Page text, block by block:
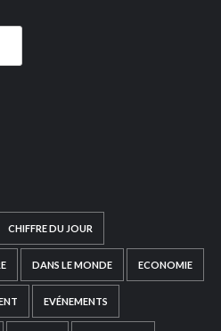
CHIFFRE DU JOUR
DANS LE MONDE ECONOMIE
EVÉNEMENTS